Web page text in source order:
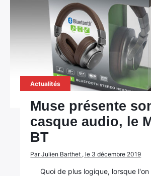
Actualités
Muse présente
casque audio, le
BT
Par Julien Barthet , le 3 décembre 2019
Quoi de plus logique, lorsque